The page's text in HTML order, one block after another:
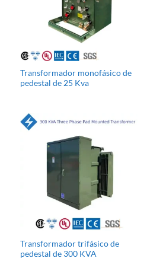
Transformador monofásico de
pedestal de 25 Kva
Transformador trifásico de
pedestal de 300 KVA